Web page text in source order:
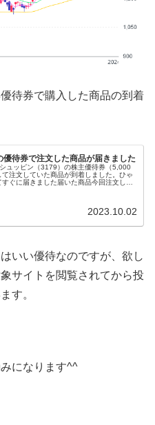
待券で購入した商品の到着
優待券で注文した商品が届きました
ュッピン（3179）の株主優待券（5,000
て注文していた商品が到着しました。ひゃ
ぐに届きました届いた商品今回注文した
2023.10.02
いい優待なのですが、欲し
サイトを閲覧されてから投
す。
になります^^